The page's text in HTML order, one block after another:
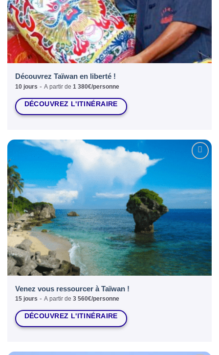
Découvrez Taïwan en liberté !
10 jours - A partir de 1 380€/personne
DÉCOUVREZ L'ITINÉRAIRE
Venez vous ressourcer à Taïwan !
15 jours - A partir de 3 560€/personne
DÉCOUVREZ L'ITINÉRAIRE